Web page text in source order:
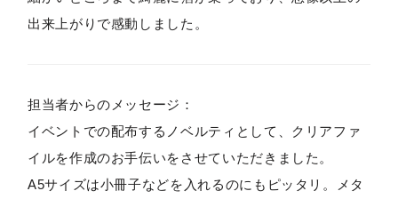
出来上がりで感動しました。
担当者からのメッセージ：
イベントでの配布するノベルティとして、クリアファ
イルを作成のお手伝いをさせていただきました。
A5サイズは小冊子などを入れるのにもピッタリ。メタ